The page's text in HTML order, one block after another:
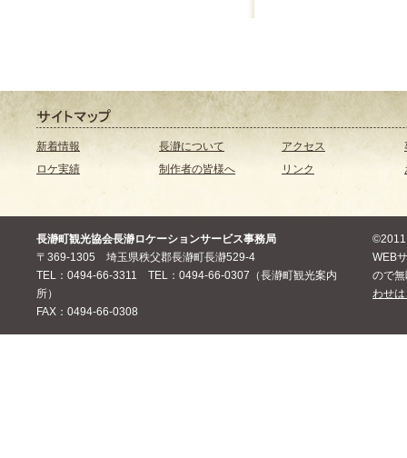
新着情報 長瀞について アクセス
ロケ実績
制作者の皆様へ リンク
長瀞町観光協会長瀞ロケーションサービス事務局
〒369-1305 埼玉県秩父郡長瀞町長瀞529-4
TEL：0494-66-3311 TEL：0494-66-0307（長瀞町観光案内
所）
FAX：0494-66-0308
©2011
WEB
ので
わせ